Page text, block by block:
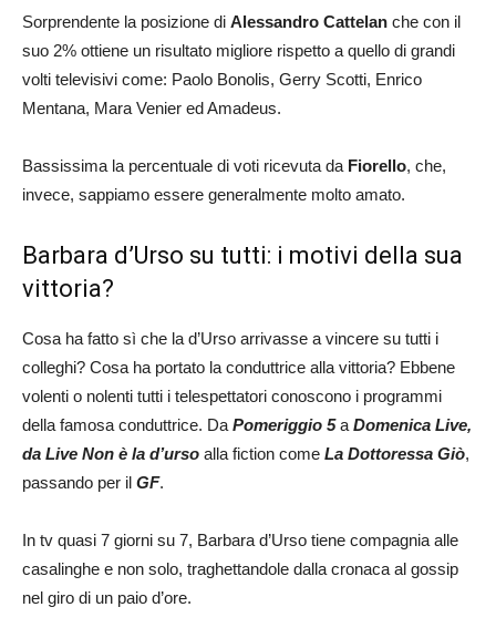
Sorprendente la posizione di Alessandro Cattelan che con il
suo 2% ottiene un risultato migliore rispetto a quello di grandi
volti televisivi come: Paolo Bonolis, Gerry Scotti, Enrico
Mentana, Mara Venier ed Amadeus.
Bassissima la percentuale di voti ricevuta da Fiorello, che,
invece, sappiamo essere generalmente molto amato.
Barbara d’Urso su tutti: i motivi della sua
vittoria?
Cosa ha fatto sì che la d’Urso arrivasse a vincere su tutti i
colleghi? Cosa ha portato la conduttrice alla vittoria? Ebbene
volenti o nolenti tutti i telespettatori conoscono i programmi
della famosa conduttrice. Da Pomeriggio 5 a Domenica Live,
da Live Non è la d’urso alla fiction come La Dottoressa Giò,
passando per il GF.
In tv quasi 7 giorni su 7, Barbara d’Urso tiene compagnia alle
casalinghe e non solo, traghettandole dalla cronaca al gossip
nel giro di un paio d’ore.